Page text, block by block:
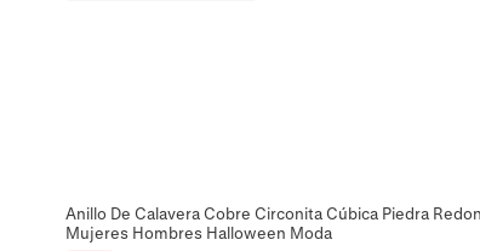
Anillo De Calavera Cobre Circonita Cúbica Piedra
Mujeres Hombres Halloween Moda